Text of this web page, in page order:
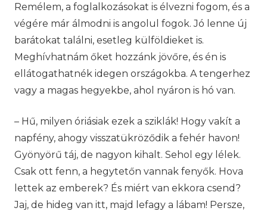
Remélem, a foglalkozásokat is élvezni fogom, és a
végére már álmodni is angolul fogok. Jó lenne új
barátokat találni, esetleg külföldieket is.
Meghívhatnám őket hozzánk jövőre, és én is
ellátogathatnék idegen országokba. A tengerhez
vagy a magas hegyekbe, ahol nyáron is hó van.
– Hű, milyen óriásiak ezek a sziklák! Hogy vakít a
napfény, ahogy visszatükröződik a fehér havon!
Gyönyörű táj, de nagyon kihalt. Sehol egy lélek.
Csak ott fenn, a hegytetőn vannak fenyők. Hova
lettek az emberek? És miért van ekkora csend?
Jaj, de hideg van itt, majd lefagy a lábam! Persze,